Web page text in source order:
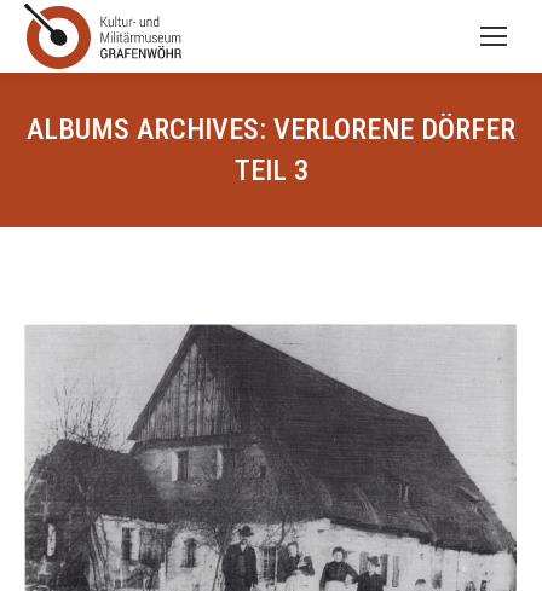
ALBUMS ARCHIVES: VERLORENE DÖRFER
TEIL 3